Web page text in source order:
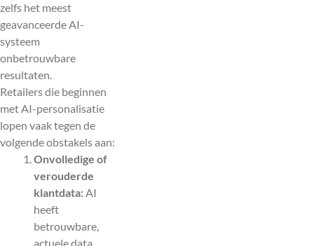
zelfs het meest
geavanceerde AI-
systeem
onbetrouwbare
resultaten.
Retailers die beginnen
met AI-personalisatie
lopen vaak tegen de
volgende obstakels aan:
Onvolledige of
verouderde
klantdata:AI
heeft
betrouwbare,
actuele data